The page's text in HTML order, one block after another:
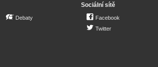
Debaty
Sociální sítě
Facebook
Twitter